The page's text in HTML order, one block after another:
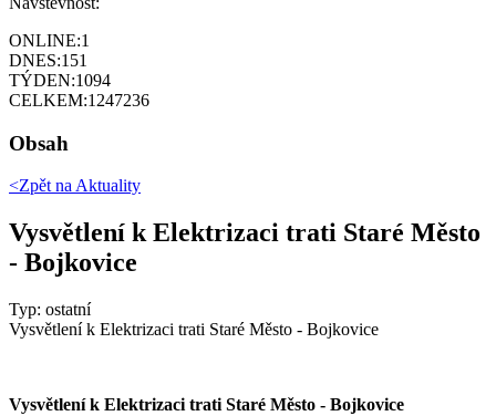
ONLINE:1
DNES:151
TÝDEN:1094
CELKEM:1247236
Obsah
<Zpět naAktuality
Vysvětlení k Elektrizaci trati Staré Město
- Bojkovice
Typ: ostatní
Vysvětlení k Elektrizaci trati Staré Město - Bojkovice
Vysvětlení k Elektrizaci trati Staré Město - Bojkovice